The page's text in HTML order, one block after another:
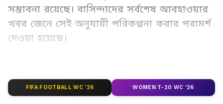
সম্ভাবনা রয়েছে। বাসিন্দাদের সর্বশেষ আবহাওয়ার
খবর জেনে সেই অনুযায়ী পরিকল্পনা করার পরামর্শ
দেওয়া হয়েছে।
Source
FIFA FOOTBALL WC '26 WOMEN T-20 WC '26